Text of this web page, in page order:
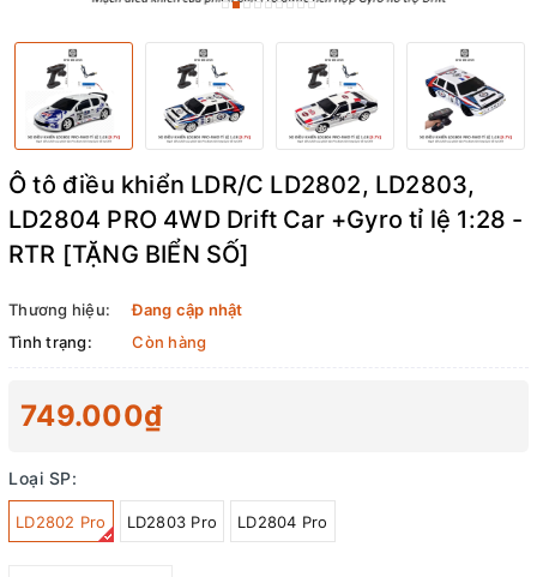
Ô tô điều khiển LDR/C LD2802, LD2803,
LD2804 PRO 4WD Drift Car +Gyro tỉ lệ 1:28 -
RTR [TẶNG BIỂN SỐ]
Thương hiệu:
Đang cập nhật
Tình trạng:
Còn hàng
749.000₫
Loại SP:
LD2802 Pro LD2803 Pro LD2804 Pro